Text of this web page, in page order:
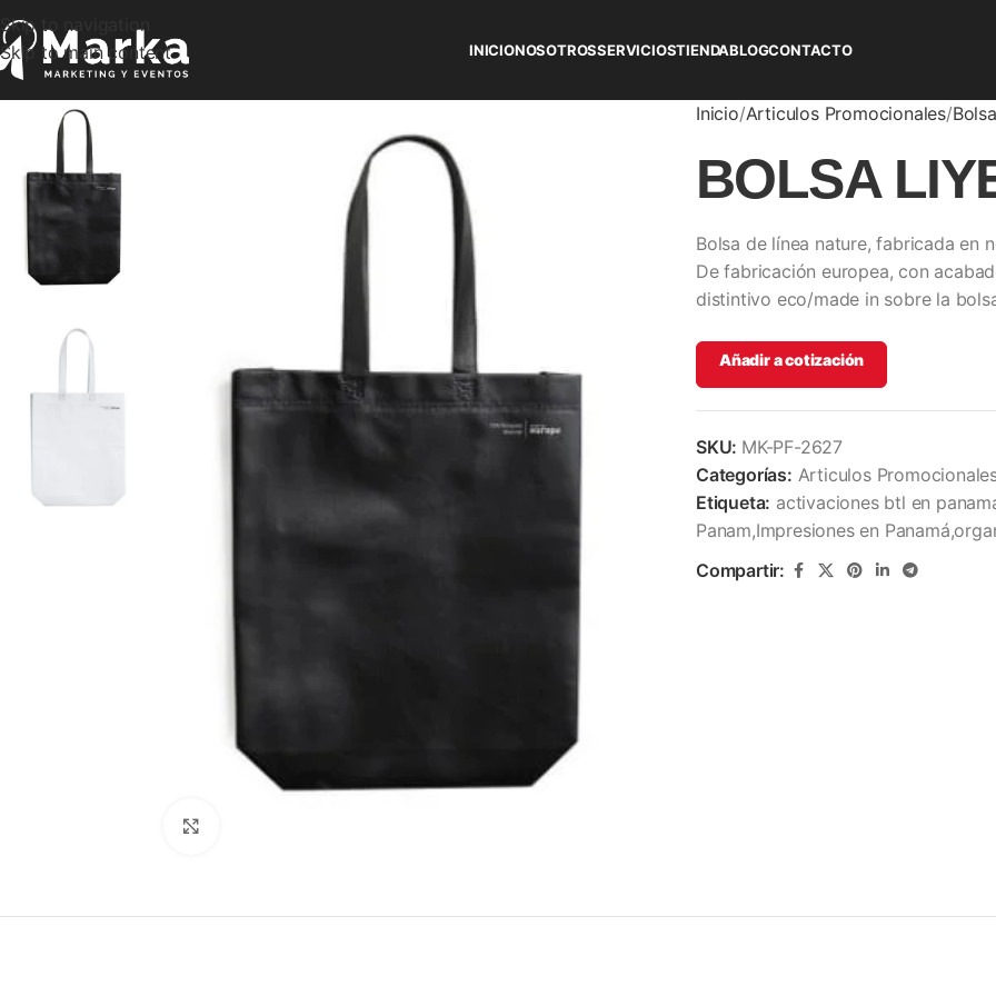
Skip to navigation
Skip to main content
INICIONOSOTROSSERVICIOSTIENDABLOGCONTACTO
Inicio Articulos Promocionales Bolsa
BOLSA
Bolsa de línea nature, fabricada en
De fabricación europea, con
distintivo eco/made in sobre la
Añadir a cotización
SKU: MK-PF-2627
Categorías: Articulos
Etiqueta: activaciones btl en
Panam,Impresiones en
Compartir: